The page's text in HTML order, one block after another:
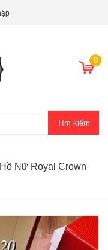
0
Tìm kiếm
Nữ Royal Crown